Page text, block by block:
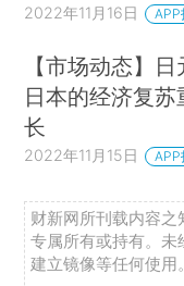
2022年11月16日 APP
【市场动态】
日本的经济复
长
2022年11月15日 APP
财新网所刊载内容
专属所有或持有。未
建立镜像等任何使用。